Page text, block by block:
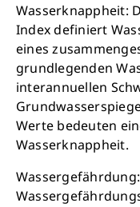
Wasserknappheit:
Index definiert
eines
grundlegenden
interannuellen
Werte bedeuten
Wasserknappheit.